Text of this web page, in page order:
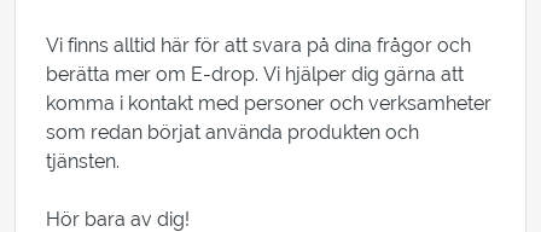
Vi finns alltid här för att svara på dina frågor och
berätta mer om E-drop. Vi hjälper dig gärna att
komma i kontakt med personer och verksamheter
som redan börjat använda produkten och
tjänsten.
Hör bara av dig!